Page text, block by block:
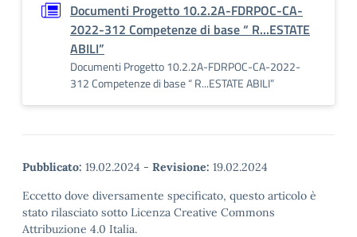
Documenti Progetto 10.2.2A-FDRPOC-CA-
2022-312 Competenze di base “ R...ESTATE
ABILI”
Documenti Progetto 10.2.2A-FDRPOC-CA-2022-
312 Competenze di base “ R...ESTATE ABILI”
Pubblicato: 19.02.2024 - Revisione: 19.02.2024
Eccetto dove diversamente specificato, questo articolo è
stato rilasciato sotto Licenza Creative Commons
Attribuzione 4.0 Italia.